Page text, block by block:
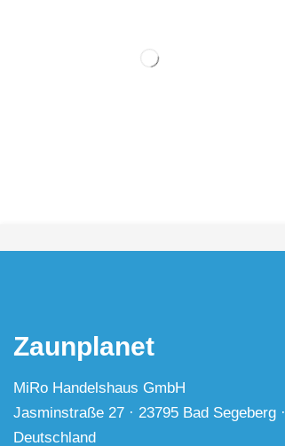
Zaunplanet
MiRo Handelshaus GmbH
Jasminstraße 27 · 23795 Bad Segeberg ·
Deutschland